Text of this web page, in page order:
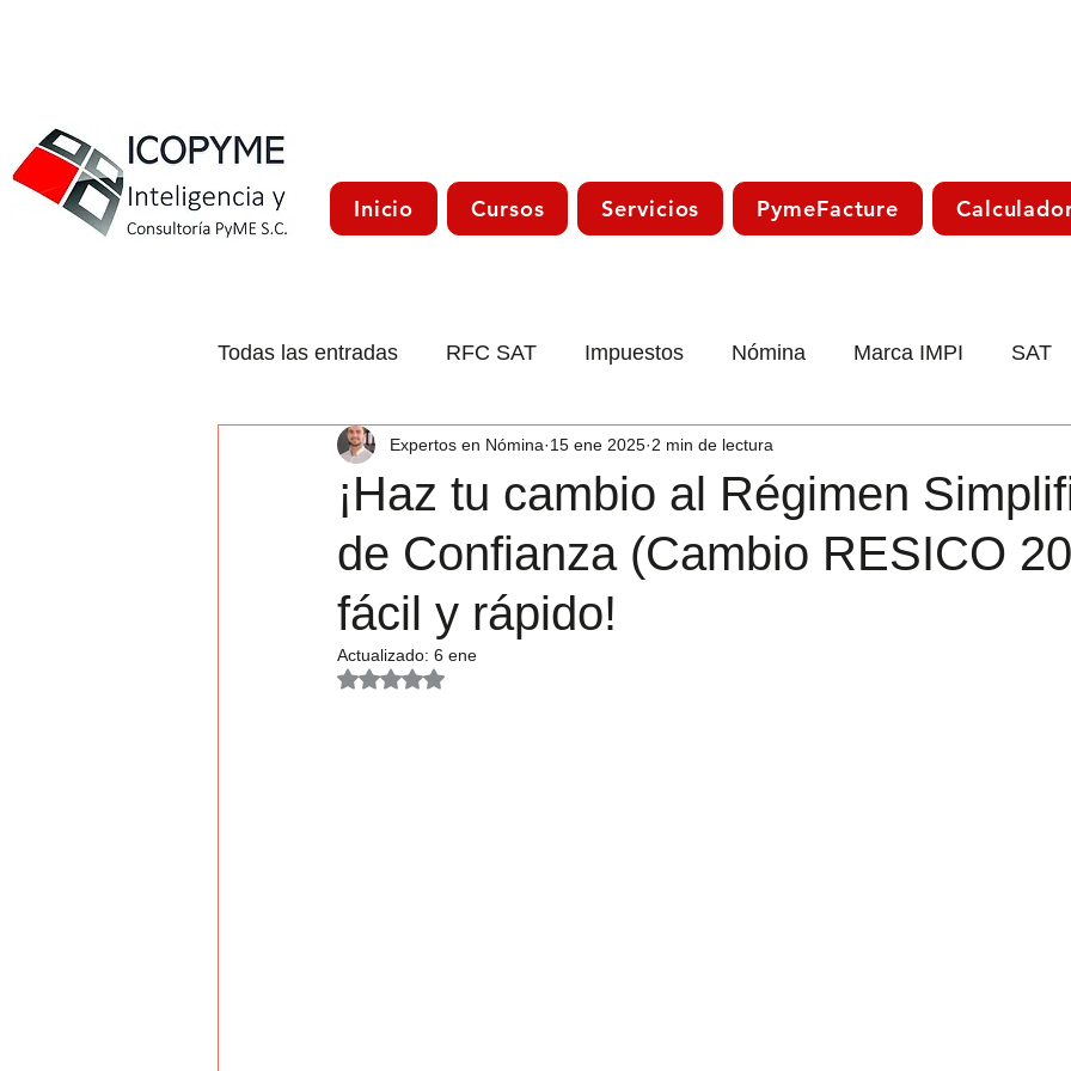
Inicio Cursos Servicios PymeFacture
Todas las entradas RFC SAT Impuestos Nómina Marca IMPI SAT
CFDI 4.0 Trámites México Laboral Declaración Anual
Jornada
¡Haz tu cambio al Régimen
de Confianza (Cambio RESICO
fácil y rápido!
Expertos en Nómina 15 ene 2025 2 min de lectura
Actualizado: 6 ene
Obtuvo NaN de 5 estrellas.